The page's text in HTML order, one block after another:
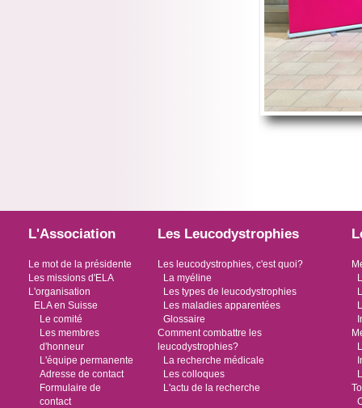
L'Association
Le mot de la présidente
Les missions d'ELA
L'organisation
ELA en Suisse
Le comité
Les membres
d'honneur
L'équipe permanente
Adresse de contact
Formulaire de
contact
Les Leucodystrophies
Les leucodystrophies, c'est quoi?
La myéline
Les types de leucodystrophies
Les maladies apparentées
Glossaire
Comment combattre les
leucodystrophies?
La recherche médicale
Les colloques
L'actu de la recherche